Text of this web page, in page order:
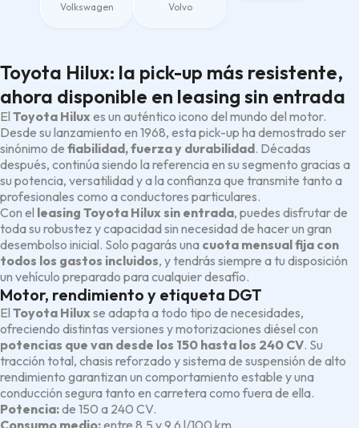
Volkswagen Volvo
Toyota Hilux: la pick-up más resistente,
ahora disponible en leasing sin entrada
El Toyota Hiluxes un auténtico icono del mundo del motor.
Desde su lanzamiento en 1968, esta pick-up ha demostrado ser
sinónimo de fiabilidad, fuerza y durabilidad. Décadas
después, continúa siendo la referencia en su segmento gracias a
su potencia, versatilidad y a la confianza que transmite tanto a
profesionales como a conductores particulares.
Con el leasing Toyota Hilux sin entrada, puedes disfrutar de
toda su robustez y capacidad sin necesidad de hacer un gran
desembolso inicial. Solo pagarás una cuota mensual fija con
todos los gastos incluidos, y tendrás siempre a tu disposición
un vehículo preparado para cualquier desafío.
Motor, rendimiento y etiqueta DGT
El Toyota Hiluxse adapta a todo tipo de necesidades,
ofreciendo distintas versiones y motorizaciones diésel con
potencias que van desde los 150 hasta los 240 CV. Su
tracción total, chasis reforzado y sistema de suspensión de alto
rendimiento garantizan un comportamiento estable y una
conducción segura tanto en carretera como fuera de ella.
Potencia:de 150 a 240 CV.
Consumo medio:entre 8,5 y 9,6 l/100 km.